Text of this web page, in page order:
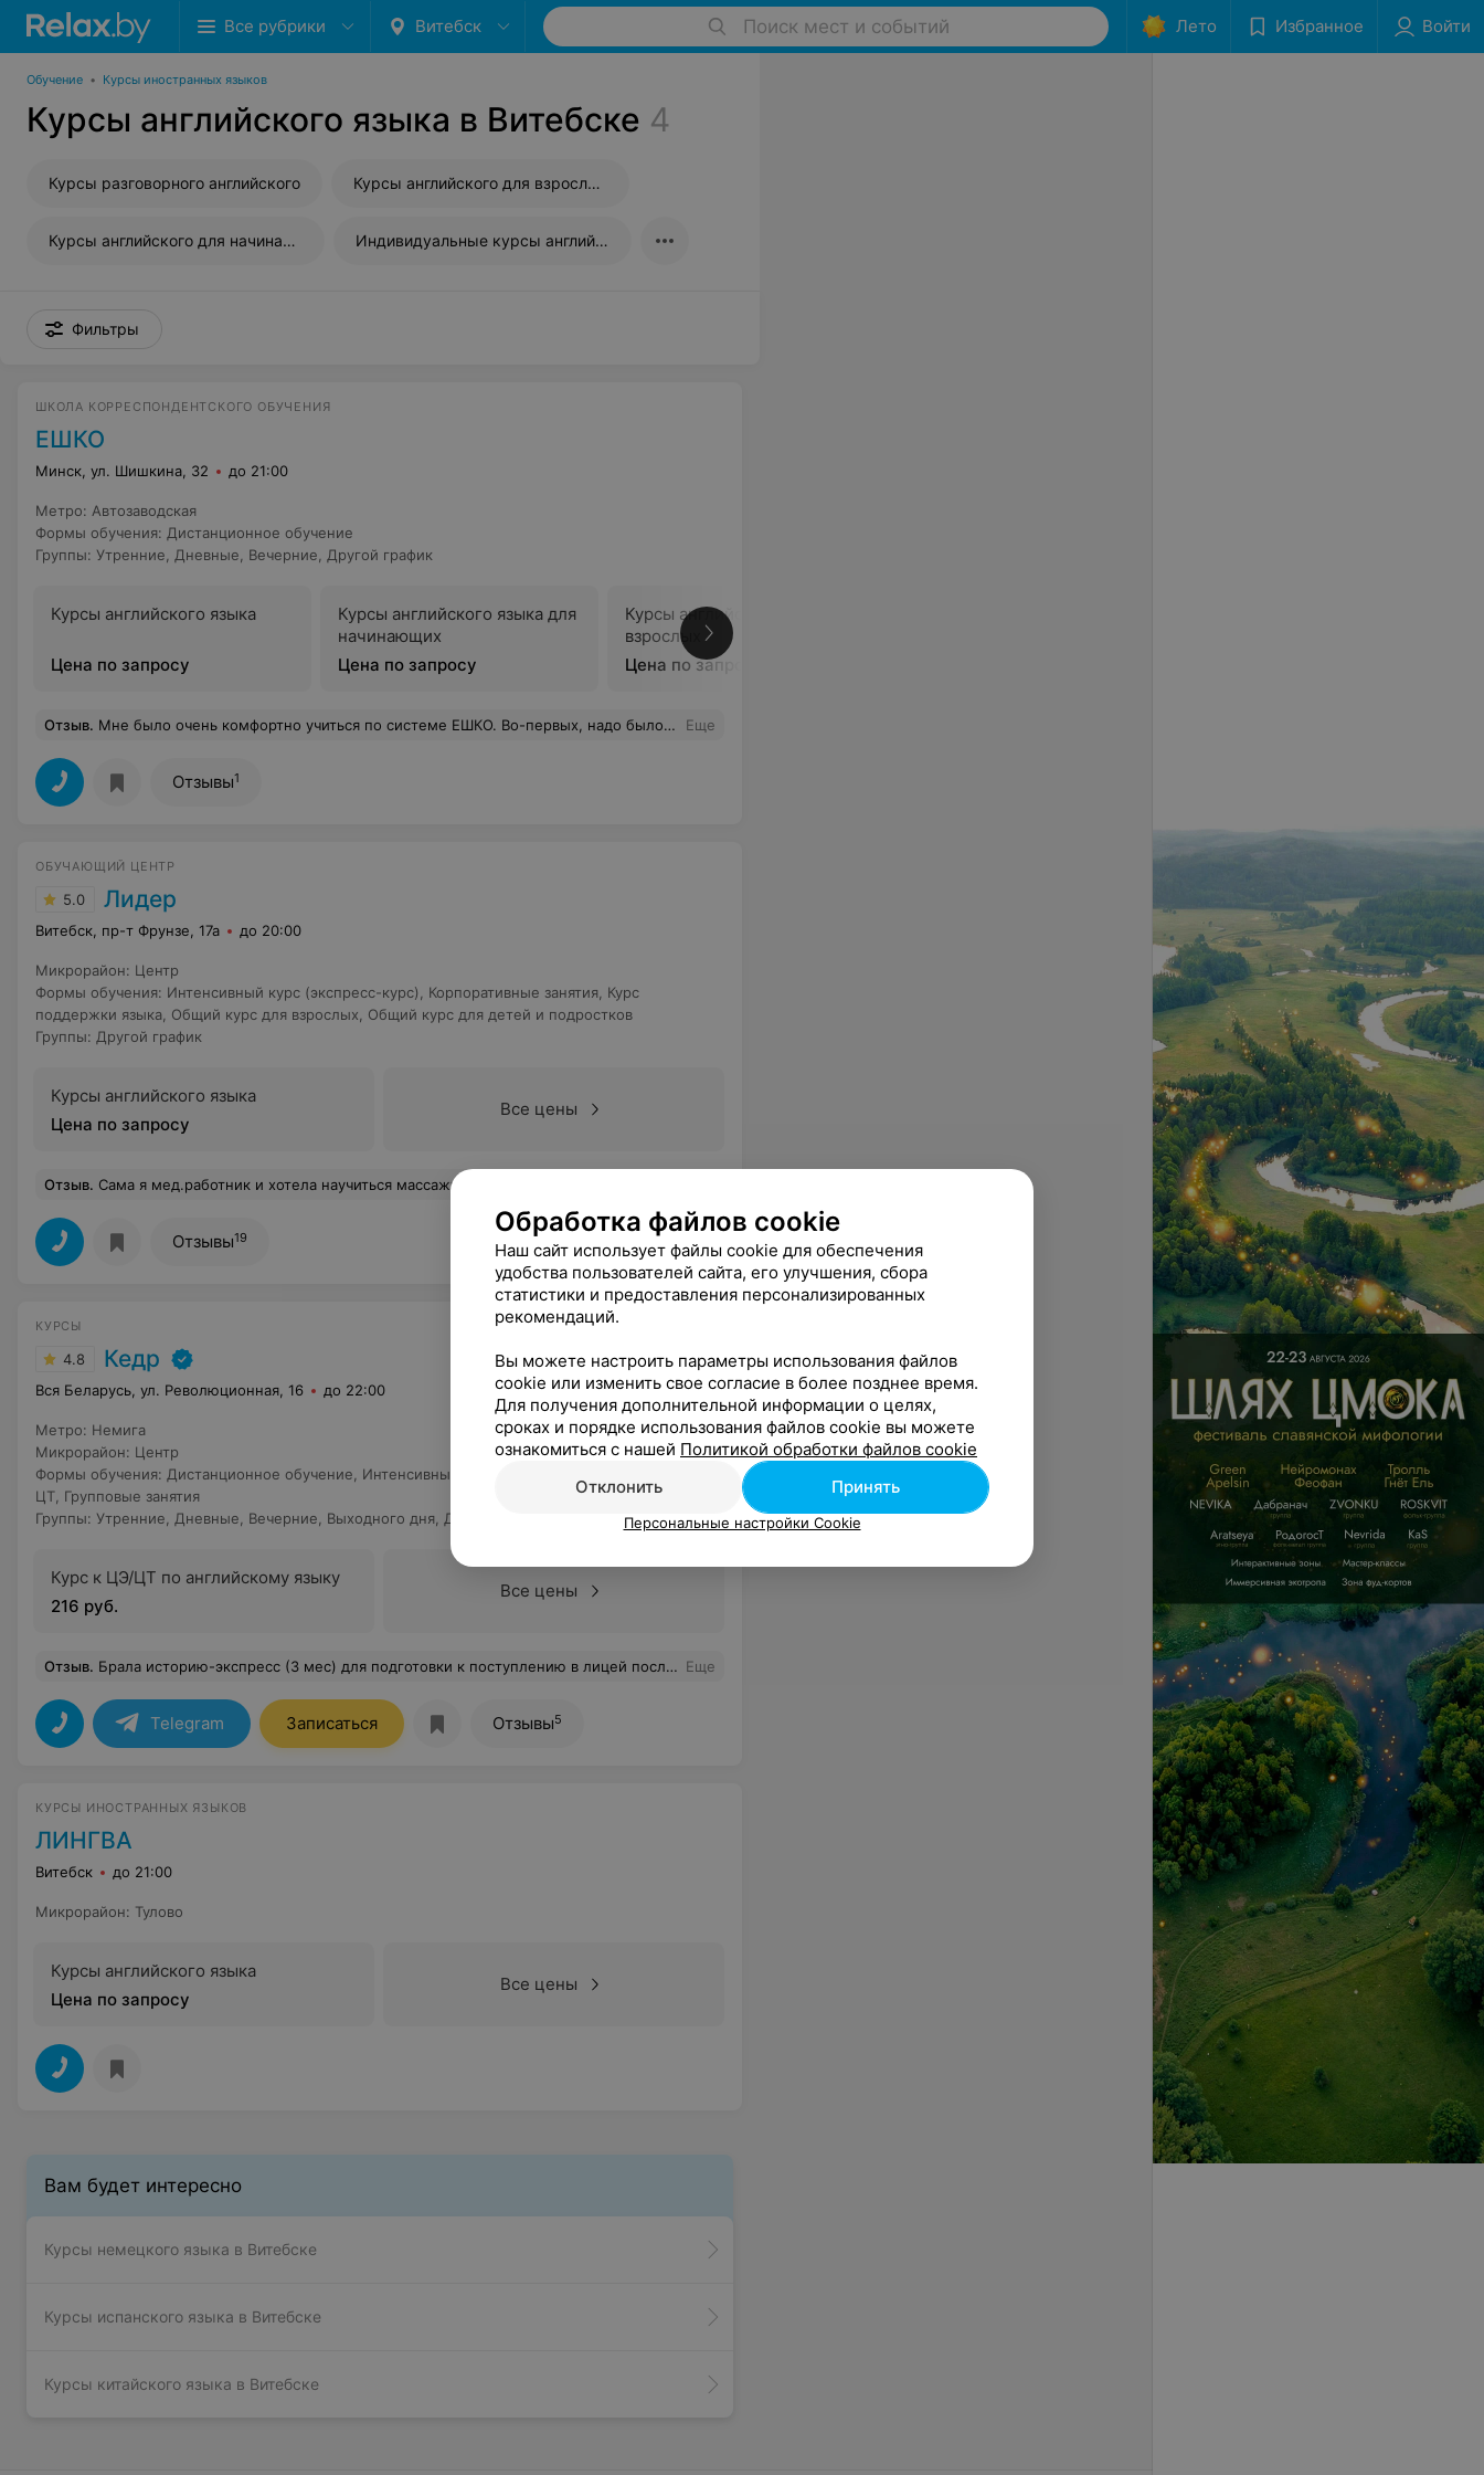
Все рубрики Витебск Поиск мест и событий Лето Избранное Войти
Обучение • Курсы иностранных языков
Курсы английского языка в Витебске 4
Курсы разговорного английского Курсы английского для взрослых
Курсы английского для начинающих Индивидуальные курсы английского
Фильтры
ШКОЛА КОРРЕСПОНДЕНТСКОГО ОБУЧЕНИЯ
ЕШКО
Минск, ул. Шишкина, 32 до 21:00
Метро: Автозаводская
Формы обучения: Дистанционное обучение
Группы: Утренние Дневные Вечерние Другой график
Курсы английского языка
Цена по запросу
Курсы английского языка для
начинающих
Цена по запросу
Курсы английского языка для
взрослых
Цена по запросу
Отзыв. Мне было очень комфортно учиться по системе ЕШКО. Во-первых, надо было срочно освоить азы польского и времени ждать "когда группа соберется" у меня не было. Во-вторых, очень доступно и интересно изложен материал (польский - мой 3й иностранный , так что есть с чем сравнивать). В-третьих. понравилась работа с удаленным преподавателем. Очень современный подход. Еще
Отзывы1
ОБУЧАЮЩИЙ ЦЕНТР
5.0 Лидер
Витебск, пр-т Фрунзе, 17а до 20:00
Микрорайон: Центр
Формы обучения: Интенсивный курс (экспресс-курс) Корпоративные занятия Курс
поддержки языка Общий курс для взрослых
Общий курс для детей и подростков
Группы: Другой график
Курсы английского языка
Цена по запросу
Все цены
Отзыв. Сама я мед.работник и хотела научиться массажу. Курсов по массажу предложено много, я выбрала компанию "Лидер" и не ошиблась. Интересно, доступно, группа дружная, преподаватель, Ольга Викторовна, грамотный, дружелюбный наставник, который не просто отчитал и ушел, а действительно донесла до каждого из нас свои знания и умения. Большое спасибо!!! Я осталась очень довольна!
Отзывы19
КУРСЫ
4.8 Кедр
Вся Беларусь, ул. Революционная, 16 до 22:00
Метро: Немига
Микрорайон: Центр
Формы обучения: Дистанционное обучение Интенсивный курс (экспресс-курс)
ЦТ Групповые занятия
Группы: Утренние Дневные Вечерние Выходного дня Другой график
Курс к ЦЭ/ЦТ по английскому языку
216 руб.
Все цены
Отзыв. Брала историю-экспресс (3 мес) для подготовки к поступлению в лицей после 9 класса на профиль ист/общ. Занималась в прошлом году историей. Конспекты краткие, с иллюстрациями. Часто конспекты не адаптированы под чб печать:(( это очень грустно, также есть материалы с очень темным оформлением (относиться ко всем предметам в кедр). Занятия часто очень сильно растягиваются из-за того что во время занятий Влад часто отвлекался на чат с вопросами. Но нельзя не отметить что Влад всегда быстро давал обратную связь, отвечал на вопросы, поддерживал дружелюбную атмосферу в чатах, общался с нами, поздравлял с праздниками и тд. Влад говорит на понятном для детей языке, интересно. Именно с занятий которые проводятся на ютубе я запоминала теорию в фактах. Но это крутой опыт. Спасибо Вам! Кстати, знания по истории я подтянула, в лицей поступила, конспектами пользуюсь Еще
Telegram Записаться Отзывы5
КУРСЫ ИНОСТРАННЫХ ЯЗЫКОВ
ЛИНГВА
Витебск до 21:00
Микрорайон: Тулово
Курсы английского языка
Цена по запросу
Все цены
Вам будет интересно
Курсы немецкого языка в Витебске
Курсы испанского языка в Витебске
Курсы китайского языка в Витебске
Обработка файлов cookie
Наш сайт использует файлы cookie для обеспечения
удобства пользователей сайта, его улучшения, сбора
статистики и предоставления персонализированных
рекомендаций.
Вы можете настроить параметры использования файлов
cookie или изменить свое согласие в более позднее время.
Для получения дополнительной информации о целях,
сроках и порядке использования файлов cookie вы можете
ознакомиться с нашей Политикой обработки файлов cookie
Отклонить
Принять
Персональные настройки Cookie